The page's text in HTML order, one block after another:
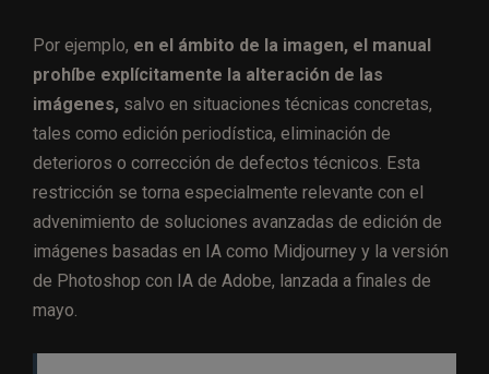
Por ejemplo, en el ámbito de la imagen, el manual
prohíbe explícitamente la alteración de las
imágenes, salvo en situaciones técnicas concretas,
tales como edición periodística, eliminación de
deterioros o corrección de defectos técnicos. Esta
restricción se torna especialmente relevante con el
advenimiento de soluciones avanzadas de edición de
imágenes basadas en IA como Midjourney y la versión
de Photoshop con IA de Adobe, lanzada a finales de
mayo.